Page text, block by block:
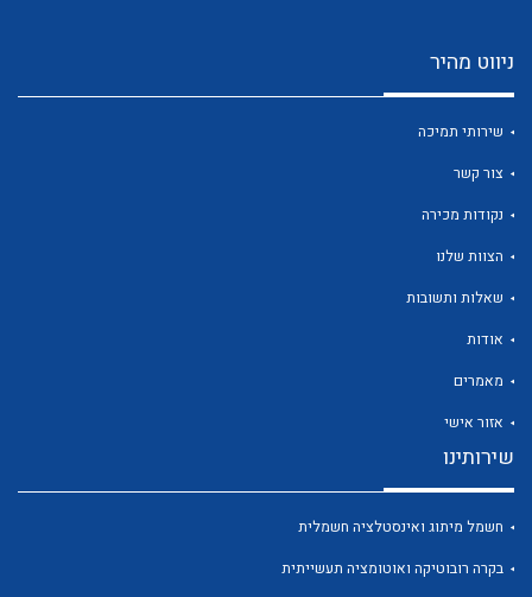
לכל מוצרי היצרן
לכל מוצרי היצרן לכל מוצרי היצרן
ניווט מהיר
שירותי תמיכה
צור קשר
נקודות מכירה
הצוות שלנו
שאלות ותשובות
אודות
מאמרים
אזור אישי
שירותינו
חשמל מיתוג ואינסטלציה חשמלית
בקרה רובוטיקה ואוטומציה תעשייתית